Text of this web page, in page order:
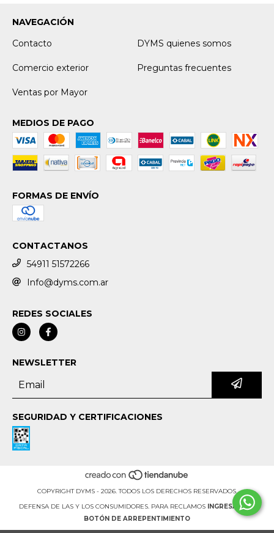
NAVEGACIÓN
Contacto
DYMS quienes somos
Comercio exterior Preguntas frecuentes
Ventas por Mayor
MEDIOS DE PAGO
FORMAS DE ENVÍO
CONTACTANOS
54911 51572266
Info@dyms.com.ar
REDES SOCIALES
NEWSLETTER
SEGURIDAD Y CERTIFICACIONES
COPYRIGHT DYMS - 2026. TODOS LOS DERECHOS RESERVADOS.
DEFENSA DE LAS Y LOS CONSUMIDORES. PARA RECLAMOS INGRESÁ ACÁ.
BOTÓN DE ARREPENTIMIENTO